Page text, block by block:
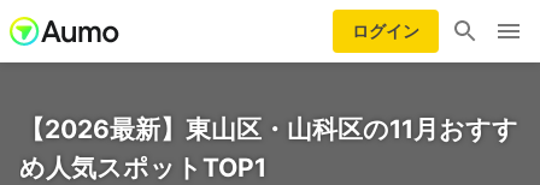
ログイン
【2026最新】東山区・山科区の11月おすす
め人気スポットTOP1